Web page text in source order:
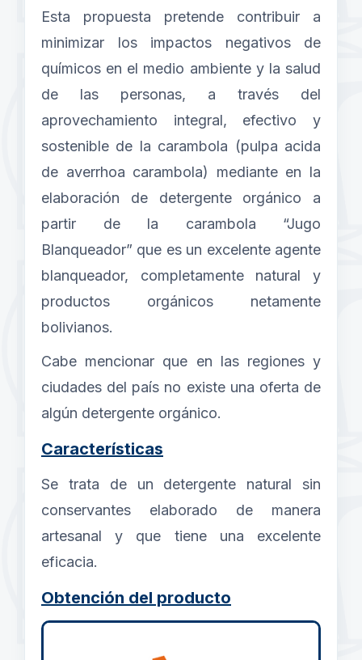
Esta propuesta pretende contribuir a
minimizar los impactos negativos de
químicos en el medio ambiente y la salud
de las personas, a través del
aprovechamiento integral, efectivo y
sostenible de la carambola (pulpa acida
de averrhoa carambola) mediante en la
elaboración de detergente orgánico a
partir de la carambola “Jugo
Blanqueador” que es un excelente agente
blanqueador, completamente natural y
productos orgánicos netamente
bolivianos.
Cabe mencionar que en las regiones y
ciudades del país no existe una oferta de
algún detergente orgánico.
Características
Se trata de un detergente natural sin
conservantes elaborado de manera
artesanal y que tiene una excelente
eficacia.
Obtención del producto